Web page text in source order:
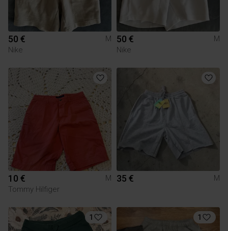
50 €
M
Nike
50 €
M
Nike
10 €
M
Tommy Hilfiger
35 € M
1 1